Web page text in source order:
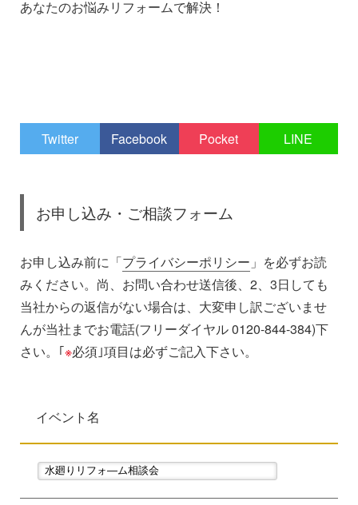
あなたのお悩みリフォームで解決！
Twitter Facebook Pocket LINE
お申し込み・ご相談フォーム
お申し込み前に「プライバシーポリシー 」を必ずお読
みください。尚、お問い合わせ送信後、2、3日しても
当社からの返信がない場合は、大変申し訳ございませ
んが当社までお電話(フリーダイヤル 0120-844-384)下
さい。｢※必須｣項目は必ずご記入下さい。
イベント名